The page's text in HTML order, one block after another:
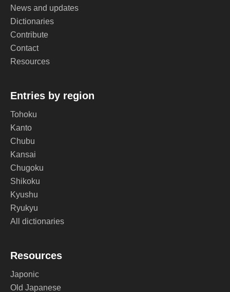
News and updates
Dictionaries
Contribute
Contact
Resources
Entries by region
Tohoku
Kanto
Chubu
Kansai
Chugoku
Shikoku
Kyushu
Ryukyu
All dictionaries
Resources
Japonic
Old Japanese